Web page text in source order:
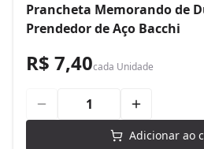
Prancheta Memorando de
Prendedor de Aço Bacchi
R$ 7,40cada Unidade
Adicionar ao